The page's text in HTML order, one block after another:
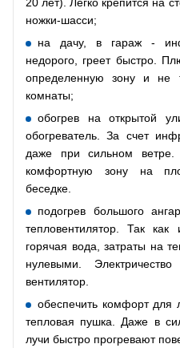
ножки-шасси;
на дачу, в гараж -
недорого, греет быстро.
определенную зону и не
комнаты;
обогрев на открытой
обогреватель. За счет
даже при сильном ветре.
комфортную зону на
беседке.
подогрев большого
тепловентилятор. Так как
горячая вода, затраты на
нулевыми.
вентилятор.
обеспечить комфорт для
тепловая пушка. Даже в
лучи быстро прогревают